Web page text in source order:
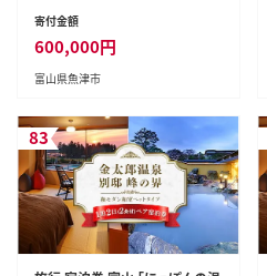
天風呂付 スイートルーム 2泊4
北陸 温泉 富山県 ※北海道・沖
縄・離島への配送不可
寄付金額
600,000円
富山県魚津市
83